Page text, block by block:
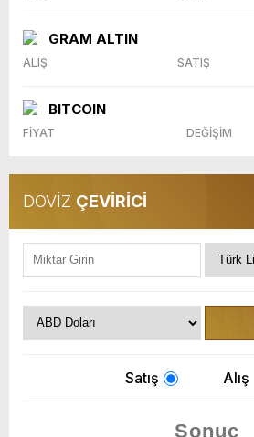
GRAM ALTIN
ALIŞ SATIŞ
BITCOIN
FİYAT DEĞİŞİM
DÖVİZ ÇEVİRİCİ
Satış Alış